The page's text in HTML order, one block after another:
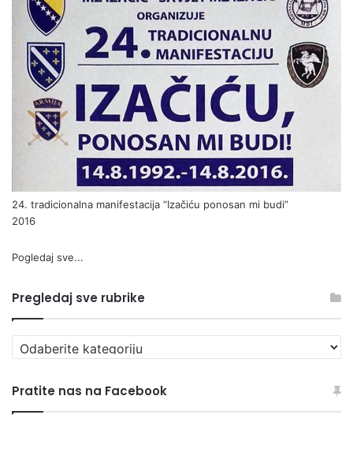
24. tradicionalna manifestacija “Izačiću ponosan mi budi”
2016
Pogledaj sve...
Pregledaj sve rubrike
Pregledaj
sve
Pratite nas na Facebook